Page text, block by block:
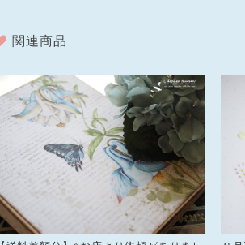
関連商品